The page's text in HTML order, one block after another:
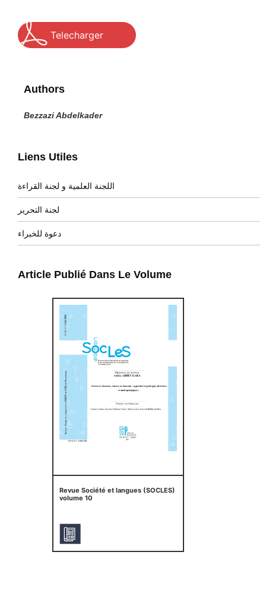
Liens Utiles
اللجنة العلمية و لجنة القراءة
لجنة التحرير
دعوة للخبراء
Article Publié Dans Le Volume
Revue Société et langues (SOCLES)
volume 10
Telecharger
Authors
Bezzazi Abdelkader